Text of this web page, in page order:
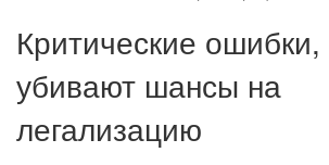
Критические
убивают шансы на
легализацию